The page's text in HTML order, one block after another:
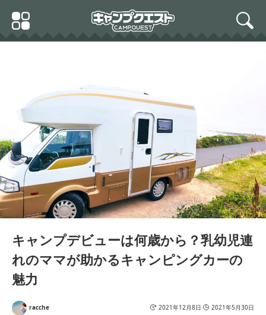
Primary
Menu
search
キャンプデビューは何歳から？乳幼児連
れのママが助かるキャンピングカーの
魅力
racche 2021年12月8日 2021年5月30日